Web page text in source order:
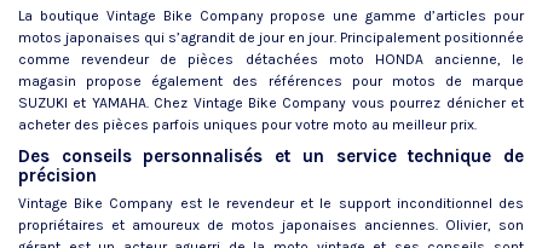
La boutique Vintage Bike Company propose une gamme d’articles pour
motos japonaises qui s’agrandit de jour en jour. Principalement positionnée
comme revendeur de pièces détachées moto HONDA ancienne, le
magasin propose également des références pour motos de marque
SUZUKI et YAMAHA. Chez Vintage Bike Company vous pourrez dénicher et
acheter des pièces parfois uniques pour votre moto au meilleur prix.
Des conseils personnalisés et un service technique de
précision
Vintage Bike Company est le revendeur et le support inconditionnel des
propriétaires et amoureux de motos japonaises anciennes. Olivier, son